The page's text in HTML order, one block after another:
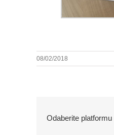
08/02/2018
Odaberite platformu